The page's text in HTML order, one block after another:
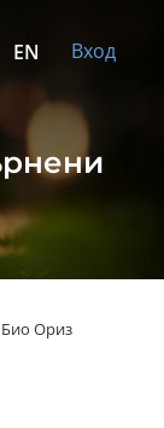
EN Вход
Био Ориз